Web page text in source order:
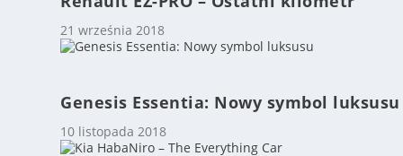
21 września 2018
Genesis Essentia: Nowy symbol luksusu
10 listopada 2018